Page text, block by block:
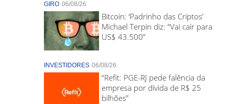
GIRO 06/08/26
Bitcoin: ‘Padrinho das Criptos’
Michael Terpin diz: “Vai cair para
US$ 43.500”
INVESTIDORES 06/08/26
“Refit: PGE-RJ pede falência da
empresa por dívida de R$ 25
bilhões”